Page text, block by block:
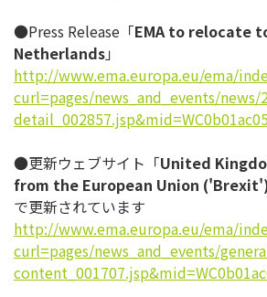
●Press Release「EMA to relocate
Netherlands」
http://www.ema.europa.eu/ema/
curl=pages/news_and_ events/news/
detail_002857.jsp&mid=
●更新ウェブサイト「United
from the European Union
で更新されています​
http://www.ema.europa.eu/ema/
curl=pages/news_and_ events/
content_001707.jsp&mid=